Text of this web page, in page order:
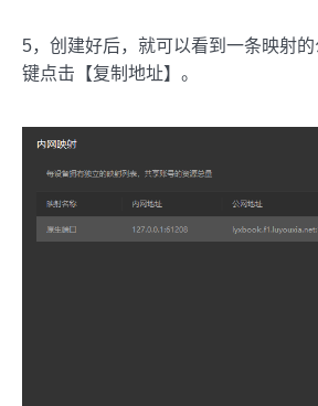
5，创建好后，就可以看到一条映射
键点击【复制地址】。